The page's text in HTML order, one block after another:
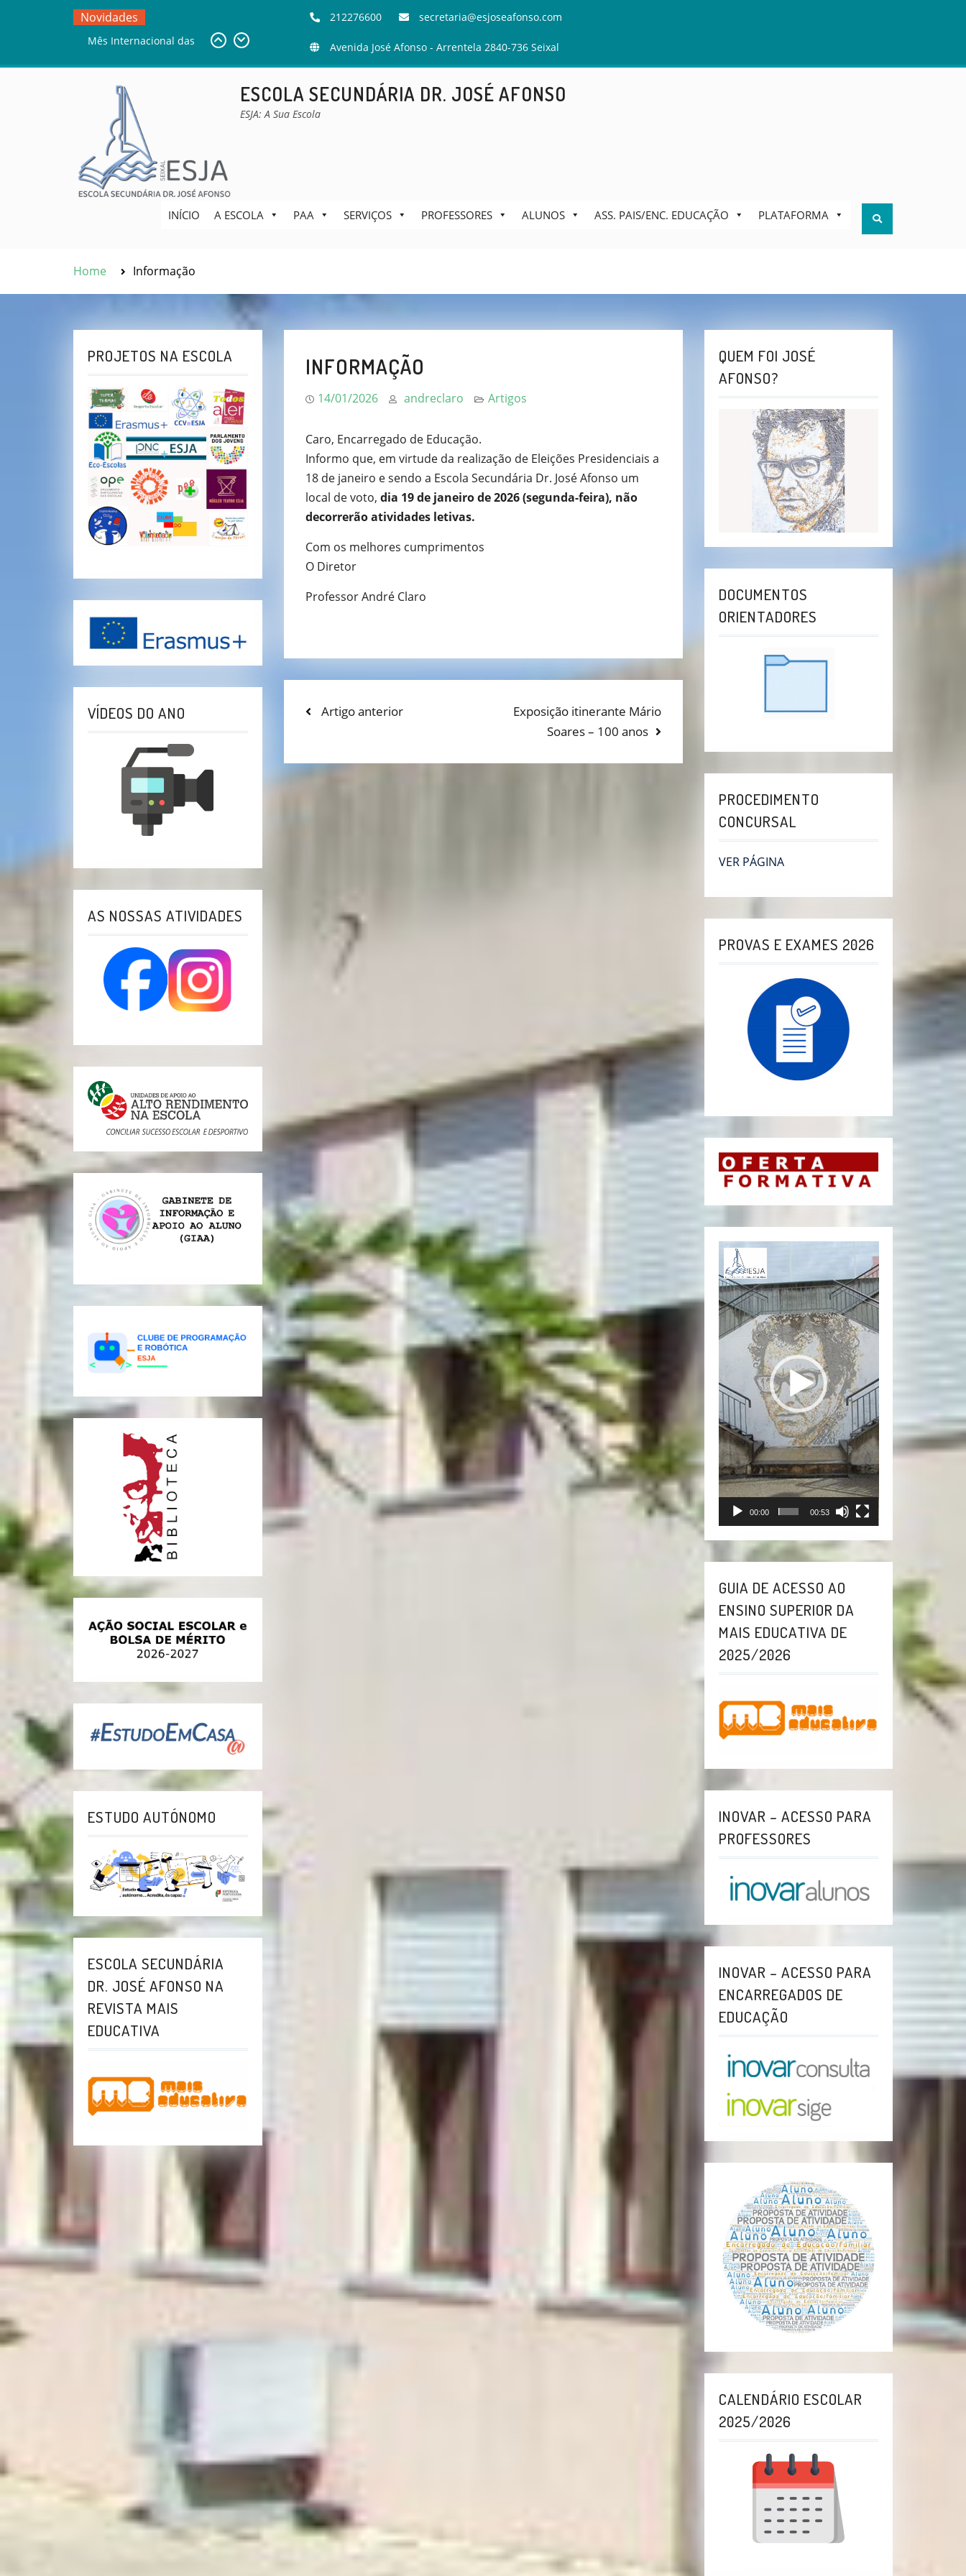
Novidades
DESAFIO BEBRAS
Bibliotecas Escolares –
212276600 secretaria@esjoseafonso.com
Avenida José Afonso - Arrentela 2840-736 Seixal
ESCOLA SECUNDÁRIA DR. JOSÉ AFONSO
ESJA: A Sua Escola
INÍCIO A ESCOLA PAA SERVIÇOS PROFESSORES ALUNOS ASS. PAIS/ENC. EDUCAÇÃO PLATAFORMA Search
Home Informação
INFORMAÇÃO
14/01/2026 andreclaro Artigos
Caro, Encarregado de Educação.
Informo que, em virtude da realização de Eleições Presidenciais a
18 de janeiro e sendo a Escola Secundária Dr. José Afonso um
local de voto, dia 19 de janeiro de 2026 (segunda-feira), não
decorrerão atividades letivas.
Com os melhores cumprimentos
O Diretor
Professor André Claro
NAVEGAÇÃO
ARTIGOS
Previous
Artigo anterior
Next
Exposição itinerante Mário
Soares – 100 anos
QUEM FOI JOSÉ
AFONSO?
DOCUMENTOS
ORIENTADORES
PROCEDIMENTO
CONCURSAL
VER PÁGINA
PROVAS E EXAMES 2026
Reprodutor
de
vídeo
00:00 00:53
GUIA DE ACESSO AO
ENSINO SUPERIOR DA
MAIS EDUCATIVA DE
2025/2026
INOVAR – ACESSO PARA
PROFESSORES
INOVAR – ACESSO PARA
ENCARREGADOS DE
EDUCAÇÃO
CALENDÁRIO ESCOLAR
2025/2026
PROJETOS NA ESCOLA
VÍDEOS DO ANO
AS NOSSAS ATIVIDADES
ESTUDO AUTÓNOMO
ESCOLA SECUNDÁRIA
DR. JOSÉ AFONSO NA
REVISTA MAIS
EDUCATIVA